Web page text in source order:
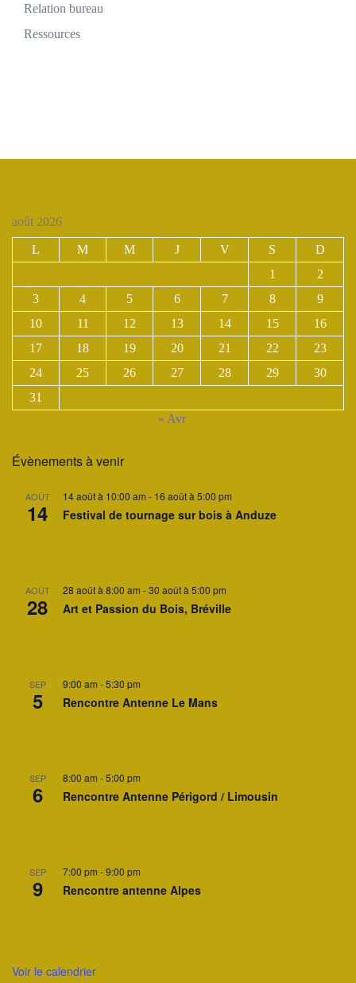
Relation bureau
Ressources
août 2026
L M M J V S
D
1
2
3
4 5 6 7 8
9
10
11 12 13 14 15
16
17
18 19 20 21 22
23
24
25 26 27 28 29
30
31
« Avr
Évènements à venir
AOÛT
14
14 août à 10:00 am - 16 août à 5:00 pm
Festival de tournage sur bois à Anduze
AOÛT
28
28 août à 8:00 am -30 août à 5:00 pm
Art et Passion du Bois, Bréville
SEP
5
9:00 am -5:30 pm
Rencontre Antenne Le Mans
SEP
6
8:00 am -5:00 pm
Rencontre Antenne Périgord / Limousin
SEP
9
7:00 pm -9:00 pm
Rencontre antenne Alpes
Voir le calendrier